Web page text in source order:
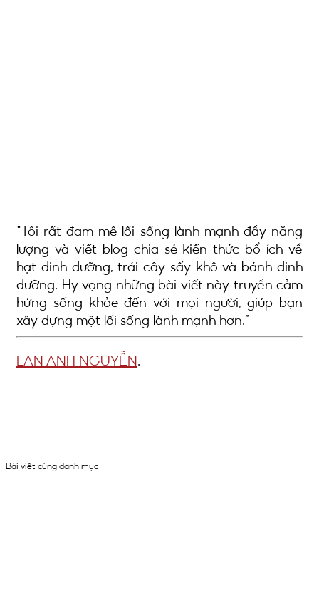
Tôi rất đam mê lối sống lành mạnh đầy năng
lượng và viết blog chia sẻ kiến thức bổ ích về
hạt dinh dưỡng, trái cây sấy khô và bánh dinh
dưỡng. Hy vọng những bài viết này truyền cảm
hứng sống khỏe đến với mọi người, giúp bạn
xây dựng một lối sống lành mạnh hơn.
LAN ANH NGUYỄN
Bài viết cùng danh mục